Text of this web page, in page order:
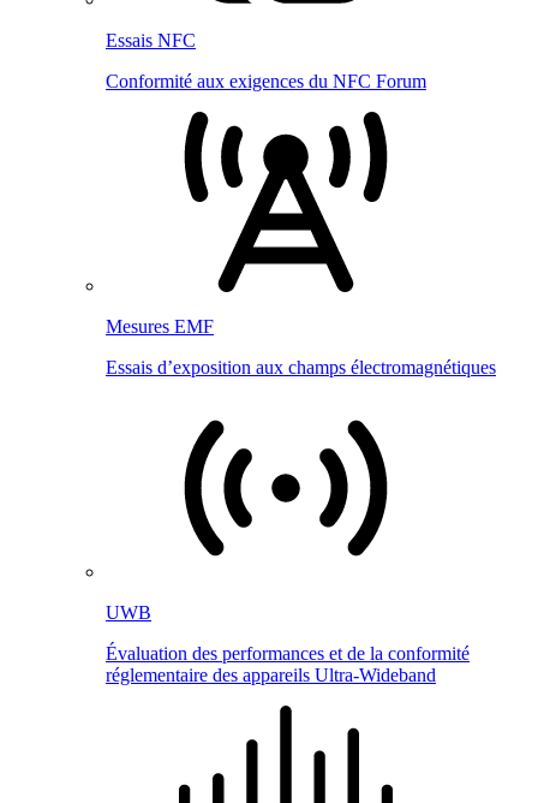
Essais NFC
Conformité aux exigences du NFC Forum
Mesures EMF
Essais d’exposition aux champs électromagnétiques
UWB
Évaluation des performances et de la conformité
réglementaire des appareils Ultra-Wideband